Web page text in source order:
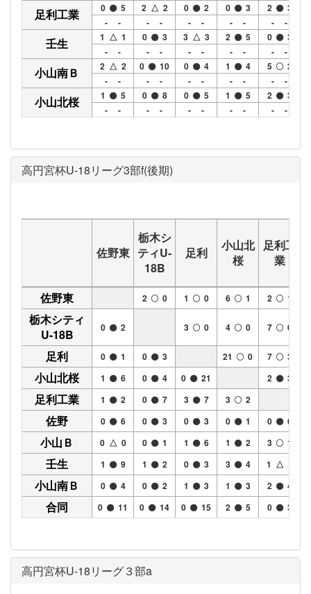
足利工業 0
5
- -
2 △ 2
- -
0
2
- -
0
3
- -
2
3
- -
壬生
1 △ 1
- -
0
3
- -
3 △ 3
- -
2
5
- -
0
3
- -
小山南Ｂ
2 △ 2
- -
0
10
- -
0
4
- -
1
4
- -
5
2
- -
小山北桜 1
5
- -
0
8
- -
0
5
- -
1
5
- -
2
3
- -
高円宮杯U-18リーグ3部f(後期)
佐野東
栃木シ
ティU-
18B
足利
小山北
桜
足利工
業
佐野東 2 0 1 0 6 1 2 1
栃木シティ
U-18B
0 2 3 0 4 0 7 0
足利 0 1 0 3 21 0 7 3
小山北桜 1 6 0 4 0 21 2 3
足利工業 1 2 0 7 3 7 3 2
佐野 0 6 0 3 0 3 0 1 0 6
小山Ｂ 0 △ 0 0 1 1 6 1 2 3 1
壬生 1 9 1 2 0 3 3 4 1 △ 1
小山南Ｂ 0 4 0 2 1 3 1 3 2 4
合同 0 11 0 14 0 15 2 5 0 3
高円宮杯U-18リーグ３部a